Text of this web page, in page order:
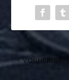
VORHERIGE